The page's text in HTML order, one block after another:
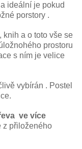
ideální je pokud
porstory .
knih a o toto vše se
prostoru
s ním je velice
vybírán . Postel
ve více
z přiloženého